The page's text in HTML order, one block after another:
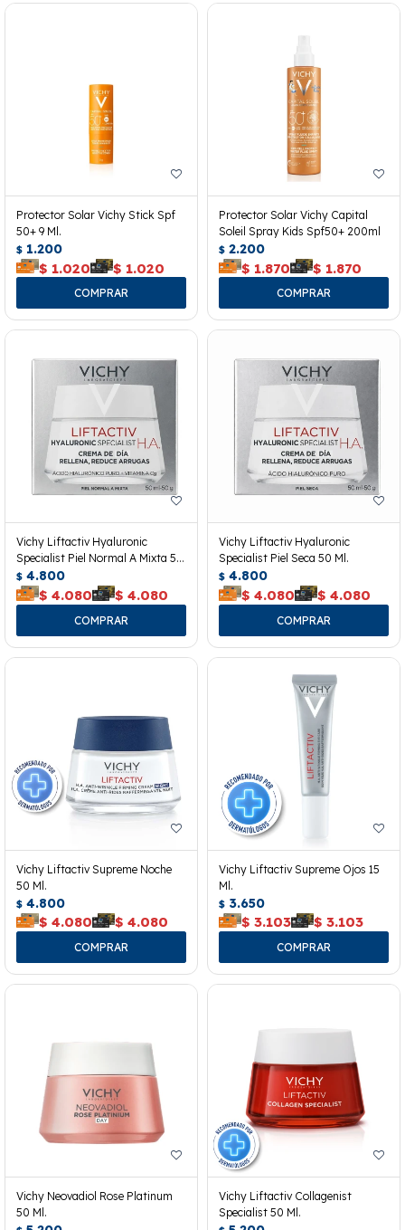
Protector Solar Vichy Stick Spf
50+ 9 Ml.
$ 1.200
$ 1.020 $ 1.020
Protector Solar Vichy Capital
Soleil Spray Kids Spf50+ 200ml
$ 2.200
$ 1.870 $ 1.870
Vichy Liftactiv Hyaluronic
Specialist Piel Normal A Mixta 50
Ml.
$ 4.800
$ 4.080 $ 4.080
Vichy Liftactiv Hyaluronic
Specialist Piel Seca 50 Ml.
$ 4.800
$ 4.080 $ 4.080
Vichy Liftactiv Supreme Noche
50 Ml.
$ 4.800
$ 4.080 $ 4.080
Vichy Liftactiv Supreme Ojos 15
Ml.
$ 3.650
$ 3.103 $ 3.103
Vichy Neovadiol Rose Platinum
50 Ml.
Vichy Liftactiv Collagenist
Specialist 50 Ml.